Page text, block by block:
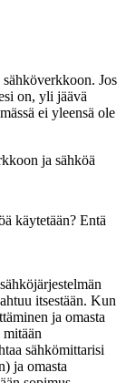
Jos
on, yli jäävä
ei yleensä ole
ja sähköä
käytetään? Entä
itsestään. Kun
ja omasta
sähkömittarisi
ja omasta